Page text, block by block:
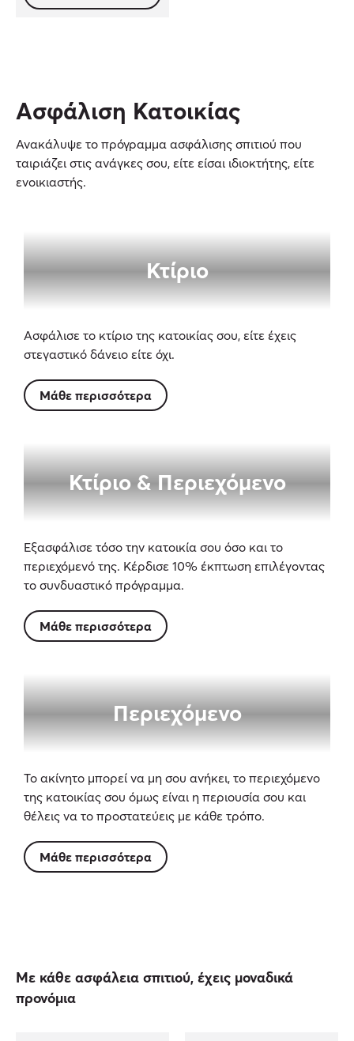
Ασφάλιση Κατοικίας
Ανακάλυψε το πρόγραμμα ασφάλισης σπιτιού που
ταιριάζει στις ανάγκες σου, είτε είσαι ιδιοκτήτης, είτε
ενοικιαστής.
Κτίριο
Ασφάλισε το κτίριο της κατοικίας σου, είτε έχεις
στεγαστικό δάνειο είτε όχι.
Μάθε περισσότερα
Κτίριο & Περιεχόμενο
Εξασφάλισε τόσο την κατοικία σου όσο και το
περιεχόμενό της. Κέρδισε 10% έκπτωση επιλέγοντας
το συνδυαστικό πρόγραμμα.
Μάθε περισσότερα
Περιεχόμενο
Το ακίνητο μπορεί να μη σου ανήκει, το περιεχόμενο
της κατοικίας σου όμως είναι η περιουσία σου και
θέλεις να το προστατεύεις με κάθε τρόπο.
Μάθε περισσότερα
Με κάθε ασφάλεια σπιτιού, έχεις μοναδικά
προνόμια